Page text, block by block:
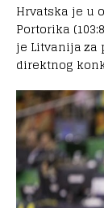
Hrvatska je u
Portorika
je Litvanija za
direktnog